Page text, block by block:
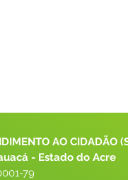
AO CIDADÃO
- Estado do Acre
79